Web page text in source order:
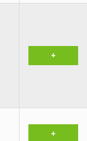
+
+